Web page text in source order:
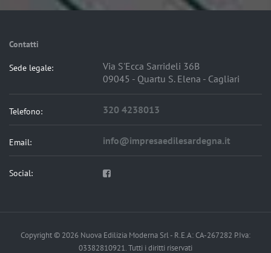
Contatti
Sede legale:
Via S'Ecca Sarrideli 36B
09045 - Quartu S. Elena - Cagliari
Telefono: 320 4238013
Email: info@impresaedilesardegna.it
Social:
Copyright © 2026 Nuova Edilizia Moderna Srl - R.E.A: CA-267282 P.Iva:
03382810921. Tutti i diritti riservati